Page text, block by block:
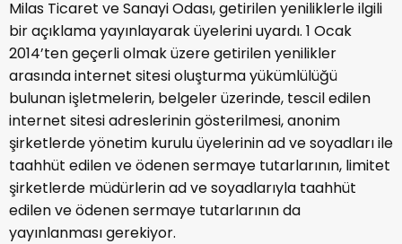
Milas Ticaret ve Sanayi Odası, getirilen yeniliklerle ilgili
bir açıklama yayınlayarak üyelerini uyardı. 1 Ocak
2014’ten geçerli olmak üzere getirilen yenilikler
arasında internet sitesi oluşturma yükümlülüğü
bulunan işletmelerin, belgeler üzerinde, tescil edilen
internet sitesi adreslerinin gösterilmesi, anonim
şirketlerde yönetim kurulu üyelerinin ad ve soyadları ile
taahhüt edilen ve ödenen sermaye tutarlarının, limitet
şirketlerde müdürlerin ad ve soyadlarıyla taahhüt
edilen ve ödenen sermaye tutarlarının da
yayınlanması gerekiyor.